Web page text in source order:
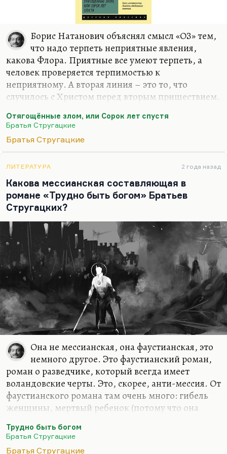
Борис Натанович объяснял смысл «ОЗ» тем,
что надо терпеть неприятные явления,
какова Флора. Приятные все умеют терпеть, а
человек проверяется терпимостью к
неприятному. А вторая линия – это то, что
случилось с Христом перед вторым пришествием.
догадка. Есть Иешуа Га-Ноцри, есть Г.А. Носов –
новый персонаж, новый учитель. И опять
Христос, как у Мирера (близкого друга
на две ипостаси: добрая – Г.А. Носов, силовая –
демиург. Это такая попытка построения
двойного, двоящегося образа бога. Вещь все
равно написанная как реакция на большой лом
времен, во многих отношениях переходная. Я
думаю, мы ее только будем…
Отягощённые злом, или Сорок лет спустя
Братья Стругацкие
Братья Стругацкие
ЛИТЕРАТУРА 2 года назад
Какова мессианская составляющая в
романе «Трудно быть богом» Братьев
Стругацких?
Она не мессианская, она фаустианская, это
немного другое. Это фаустианский роман,
роман о разведчике, который всегда имеет
воландовские черты. Это, скорее, анти-мессия. От
фаустианского романа там очень много: гибель
женщины, мертвый ребенок (потому что она
который разведчик послан. Достаточно
вспомнить, каким Румата покидает Арканар:
Трудно быть богом
Братья Стругацкие
Братья Стругацкие